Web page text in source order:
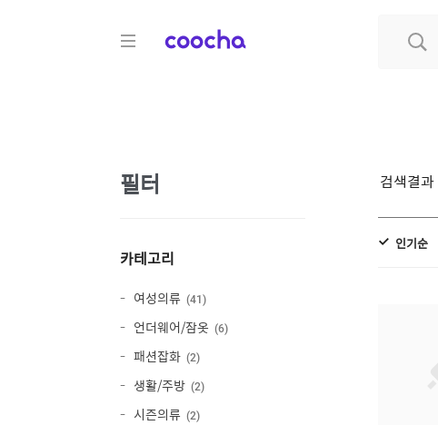
COOCHA
필터
카테고리
여성의류 41
언더웨어/잠옷 6
패션잡화 2
생활/주방 2
시즌의류 2
검색결과
인기순